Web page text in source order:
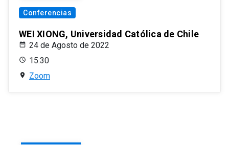
Conferencias
WEI XIONG, Universidad Católica de Chile
24 de Agosto de 2022
15:30
Zoom